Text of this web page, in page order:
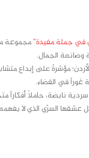
في جملة مفيدة”مجموعة
وصانعة الجمال.
مؤشرةً على إبداع
غَوراً في الفضاء.
ملونة معبّرة، وقصة سردية نابضة،
السرّي الذي لا يفهمه